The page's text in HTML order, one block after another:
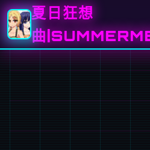
夏日狂想
曲